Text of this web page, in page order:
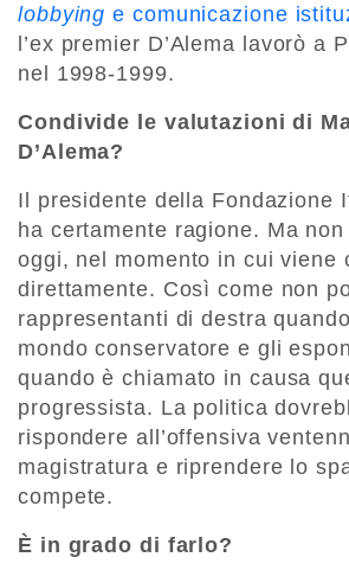
lobbying e comunicazione
l’ex premier D’Alema lavorò a
nel 1998-1999.
Condivide le valutazioni di
D’Alema?
Il presidente della Fondazione
ha certamente ragione. Ma
oggi, nel momento in cui viene
direttamente. Così come non
rappresentanti di destra
mondo conservatore e gli
quando è chiamato in causa
progressista. La politica
rispondere all’offensiva
magistratura e riprendere lo
compete.
È in grado di farlo?